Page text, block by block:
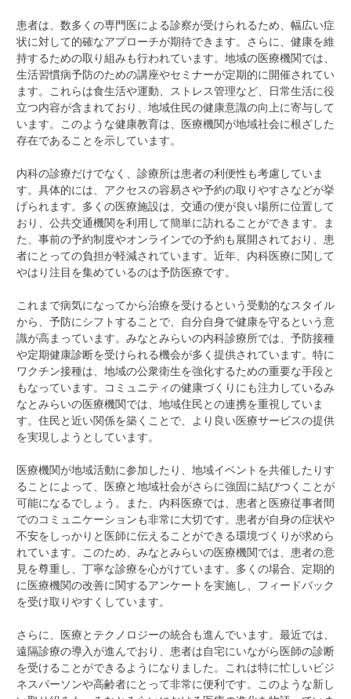
患者は、数多くの専門医による診察が受けられるため、幅広い症
状に対して的確なアプローチが期待できます。さらに、健康を維
持するための取り組みも行われています。地域の医療機関では、
生活習慣病予防のための講座やセミナーが定期的に開催されてい
ます。これらは食生活や運動、ストレス管理など、日常生活に役
立つ内容が含まれており、地域住民の健康意識の向上に寄与して
います。このような健康教育は、医療機関が地域社会に根ざした
存在であることを示しています。
内科の診療だけでなく、診療所は患者の利便性も考慮していま
す。具体的には、アクセスの容易さや予約の取りやすさなどが挙
げられます。多くの医療施設は、交通の便が良い場所に位置して
おり、公共交通機関を利用して簡単に訪れることができます。ま
た、事前の予約制度やオンラインでの予約も展開されており、患
者にとっての負担が軽減されています。近年、内科医療に関して
やはり注目を集めているのは予防医療です。
これまで病気になってから治療を受けるという受動的なスタイル
から、予防にシフトすることで、自分自身で健康を守るという意
識が高まっています。みなとみらいの内科診療所では、予防接種
や定期健康診断を受けられる機会が多く提供されています。特に
ワクチン接種は、地域の公衆衛生を強化するための重要な手段と
もなっています。コミュニティの健康づくりにも注力しているみ
なとみらいの医療機関では、地域住民との連携を重視していま
す。住民と近い関係を築くことで、より良い医療サービスの提供
を実現しようとしています。
医療機関が地域活動に参加したり、地域イベントを共催したりす
ることによって、医療と地域社会がさらに強固に結びつくことが
可能になるでしょう。また、内科医療では、患者と医療従事者間
でのコミュニケーションも非常に大切です。患者が自身の症状や
不安をしっかりと医師に伝えることができる環境づくりが求めら
れています。このため、みなとみらいの医療機関では、患者の意
見を尊重し、丁寧な診療を心がけています。多くの場合、定期的
に医療機関の改善に関するアンケートを実施し、フィードバック
を受け取りやすくしています。
さらに、医療とテクノロジーの統合も進んでいます。最近では、
遠隔診療の導入が進んでおり、患者は自宅にいながら医師の診断
を受けることができるようになりました。これは特に忙しいビジ
ネスパーソンや高齢者にとって非常に便利です。このような新し